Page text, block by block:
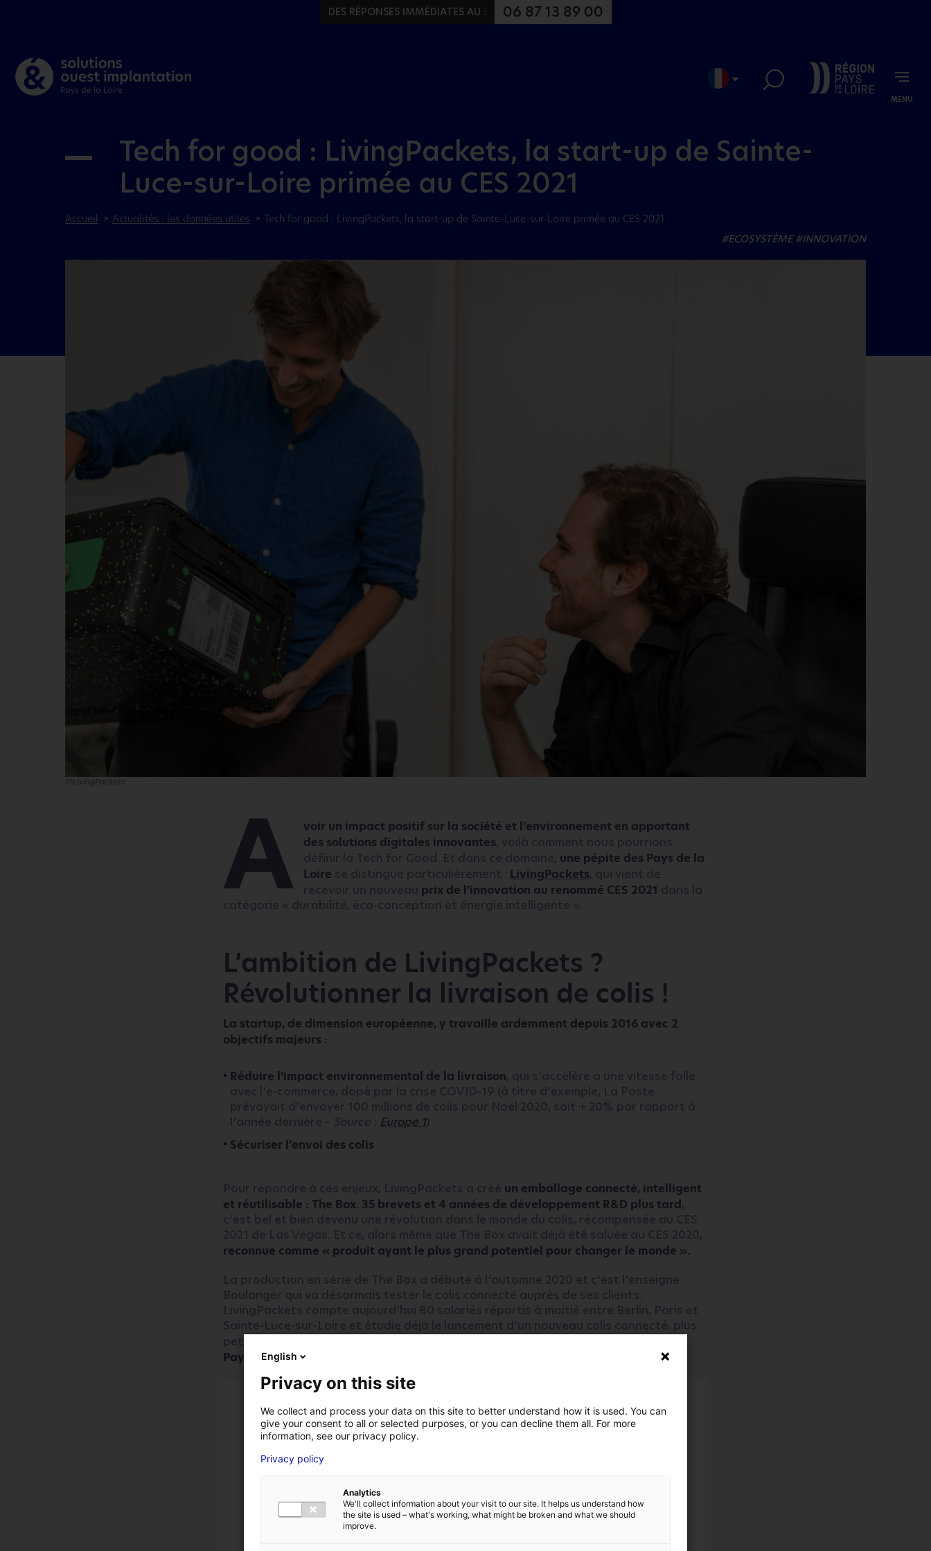
Aller au menu
Aller au contenu
DES RÉPONSES IMMÉDIATES AU : 06 87 13 89 00
JP
MENU
Champs obligatoires
VOTRE ENTREPRISE
VOTRE PRÉNOM*
NUMÉRO DE TÉLÉPHONE ADRESSE E-MAIL*
Tech for good : LivingPackets, la start-up de Sainte-
Luce-sur-Loire primée au CES 2021
Accueil Actualités : les données utiles
Tech for good : LivingPackets, la start-up de Sainte-Luce-sur-Loire primée au CES 2021
#ECOSYSTÈME #INNOVATION
©LivingPackets
A
voir un impact positif sur la société et l’environnement en apportant
des solutions digitales innovantes, voilà comment nous pourrions
définir la Tech for Good. Et dans ce domaine, une pépite des Pays de la
Loire se distingue particulièrement : LivingPackets, qui vient de
recevoir un nouveau prix de l’innovation au renommé CES 2021 dans la
catégorie « durabilité, éco-conception et énergie intelligente ».
L’ambition de LivingPackets ?
Révolutionner la livraison de colis !
La startup, de dimension européenne, y travaille ardemment depuis 2016 avec 2
objectifs majeurs :
Réduire l’impact environnemental de la livraison, qui s’accélère à une vitesse folle
avec l’e-commerce, dopé par la crise COVID-19 (à titre d’exemple, La Poste
prévoyait d’envoyer 100 millions de colis pour Noël 2020, soit + 20% par rapport à
l’année dernière – Source : Europe 1)
Sécuriser l’envoi des colis
Pour répondre à ces enjeux, LivingPackets a créé un emballage connecté, intelligent
et réutilisable : The Box. 35 brevets et 4 années de développement R&D plus tard,
c’est bel et bien devenu une révolution dans le monde du colis, récompensée au CES
2021 de Las Vegas. Et ce, alors même que The Box avait déjà été saluée au CES 2020,
reconnue comme « produit ayant le plus grand potentiel pour changer le monde ».
La production en série de The Box a débuté à l’automne 2020 et c’est l’enseigne
Boulanger qui va désormais tester le colis connecté auprès de ses clients.
LivingPackets compte aujourd’hui 80 salariés répartis à moitié entre Berlin, Paris et
Sainte-Luce-sur-Loire et étudie déjà le lancement d’un nouveau colis connecté, plus
petit, pour fin 2021.
Pays de la Loire !
English
Privacy on this site
We collect and process your data on this site to better understand how it is used. You can
give your consent to all or selected purposes, or you can decline them all. For more
information, see our privacy policy.
Privacy policy
Analytics
We'll collect information about your visit to our site. It helps us understand how
the site is used – what's working, what might be broken and what we should
improve.